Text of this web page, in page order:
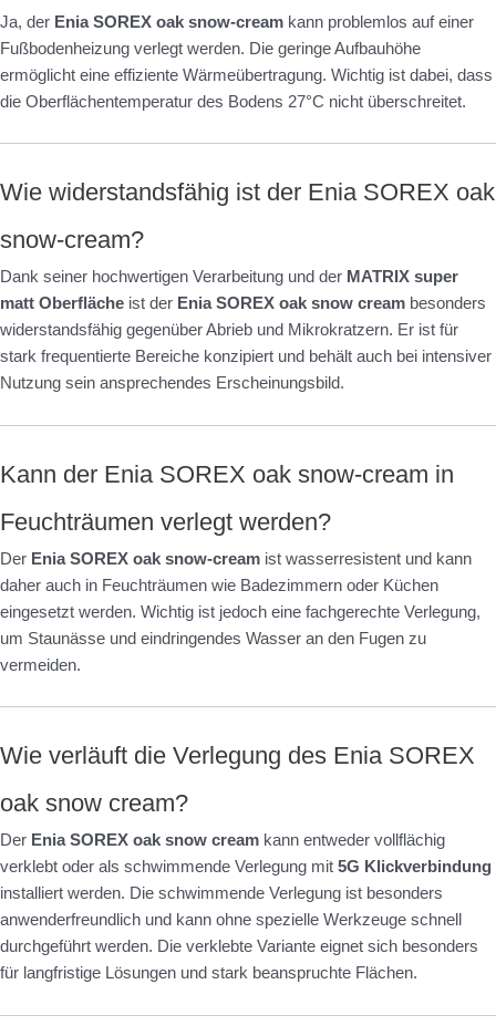
Ja, der Enia SOREX oak snow-cream kann problemlos auf einer
Fußbodenheizung verlegt werden. Die geringe Aufbauhöhe
ermöglicht eine effiziente Wärmeübertragung. Wichtig ist dabei, dass
die Oberflächentemperatur des Bodens 27°C nicht überschreitet.
Wie widerstandsfähig ist der Enia SOREX oak
snow-cream?
Dank seiner hochwertigen Verarbeitung und der MATRIX super
matt Oberfläche ist der Enia SOREX oak snow cream besonders
widerstandsfähig gegenüber Abrieb und Mikrokratzern. Er ist für
stark frequentierte Bereiche konzipiert und behält auch bei intensiver
Nutzung sein ansprechendes Erscheinungsbild.
Kann der Enia SOREX oak snow-cream in
Feuchträumen verlegt werden?
Der Enia SOREX oak snow-cream ist wasserresistent und kann
daher auch in Feuchträumen wie Badezimmern oder Küchen
eingesetzt werden. Wichtig ist jedoch eine fachgerechte Verlegung,
um Staunässe und eindringendes Wasser an den Fugen zu
vermeiden.
Wie verläuft die Verlegung des Enia SOREX
oak snow cream?
Der Enia SOREX oak snow cream kann entweder vollflächig
verklebt oder als schwimmende Verlegung mit 5G Klickverbindung
installiert werden. Die schwimmende Verlegung ist besonders
anwenderfreundlich und kann ohne spezielle Werkzeuge schnell
durchgeführt werden. Die verklebte Variante eignet sich besonders
für langfristige Lösungen und stark beanspruchte Flächen.